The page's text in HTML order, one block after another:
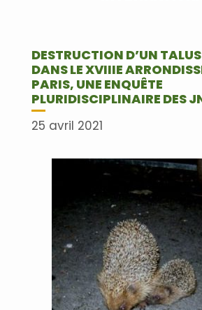
DESTRUCTION D’UN
DANS LE XVIIIE
PARIS, UNE ENQUÊTE
PLURIDISCIPLINAIRE DES
25 avril 2021